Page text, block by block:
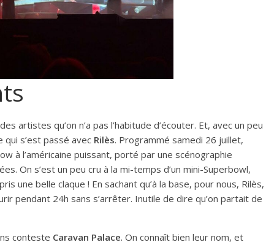
artistes qu’on n’a pas l’habitude d’écouter. Et, avec un peu
qui s’est passé avec Rilès. Programmé samedi 26 juillet,
à l’américaine puissant, porté par une scénographie
On s’est un peu cru à la mi-temps d’un mini-Superbowl,
une belle claque ! En sachant qu’à la base, pour nous, Rilès,
pendant 24h sans s’arrêter. Inutile de dire qu’on partait de
conteste Caravan Palace. On connaît bien leur nom, et